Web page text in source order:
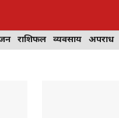
राशिफल व्यवसाय अपराध